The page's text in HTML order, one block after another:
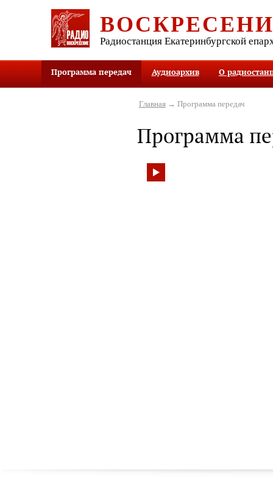
Радиостанция Екатеринбургской
Программа передач Аудиоархив О
Главная→ Программа передач
Программа